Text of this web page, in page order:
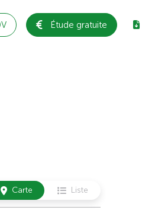
Étude gratuite
Carte Liste